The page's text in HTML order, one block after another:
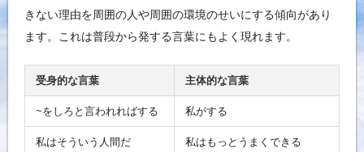
きない理由を周囲の人や周囲の環境のせいにする傾向があり
ます。これは普段から発する言葉にもよく現れます。
受身的な言葉 主体的な言葉
~をしろと言われればする 私がする
私はそういう人間だ 私はもっとうまくできる